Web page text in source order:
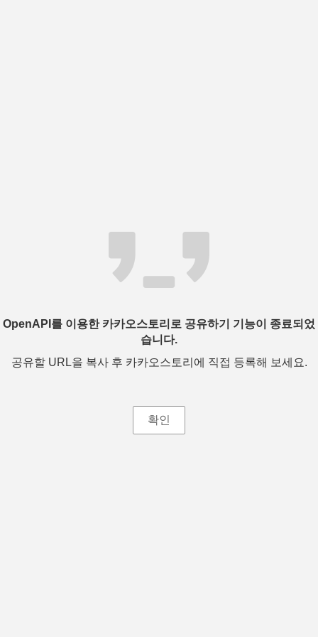
OpenAPI를 이용한 카카오스토리로 공유하기 기능이 종료되었
습니다.
공유할 URL을 복사 후 카카오스토리에 직접 등록해 보세요.
확인